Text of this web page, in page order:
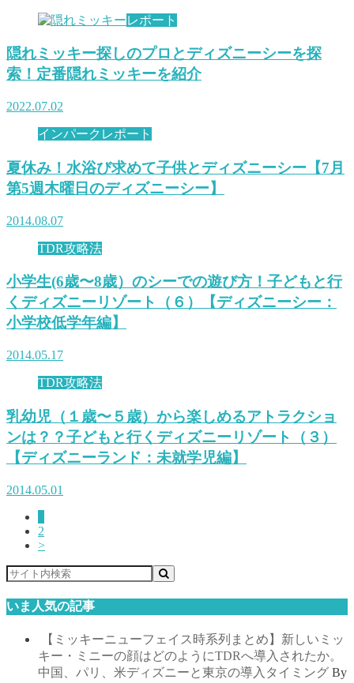
レポート
隠れミッキー探しのプロとディズニーシーを探
索！定番隠れミッキーを紹介
2022.07.02
インパークレポート
夏休み！水浴び求めて子供とディズニーシー【7月
第5週木曜日のディズニーシー】
2014.08.07
TDR攻略法
小学生(6歳〜8歳）のシーでの遊び方！子どもと行
くディズニーリゾート（６）【ディズニーシー：
小学校低学年編】
2014.05.17
TDR攻略法
乳幼児（１歳〜５歳）から楽しめるアトラクショ
ンは？？子どもと行くディズニーリゾート（３）
【ディズニーランド：未就学児編】
2014.05.01
2
>
いま人気の記事
【ミッキーニューフェイス時系列まとめ】新しいミッ
キー・ミニーの顔はどのようにTDRへ導入されたか。
中国、パリ、米ディズニーと東京の導入タイミング By